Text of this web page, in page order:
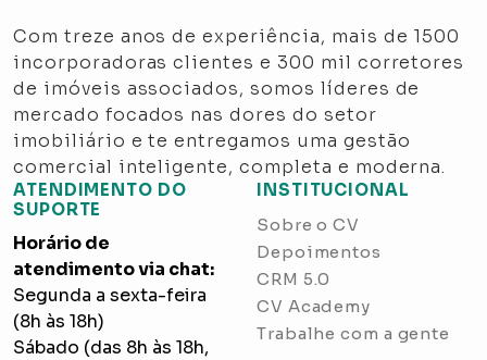
Com treze anos de experiência, mais de 1500
incorporadoras clientes e 300 mil corretores
de imóveis associados, somos líderes de
mercado focados nas dores do setor
imobiliário e te entregamos uma gestão
comercial inteligente, completa e moderna.
INSTITUCIONAL
Sobre o CV
Depoimentos
CRM 5.0
CV Academy
Trabalhe com a gente
ATENDIMENTO DO
SUPORTE
Horário de
atendimento via chat:
Segunda a sexta-feira
(8h às 18h)
Sábado (das 8h às 18h,